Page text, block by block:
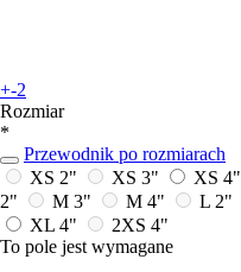
+-2
Rozmiar
*
Przewodnik po rozmiarach
XS 2"
XS 3" XS 4"
2"
M 3" M 4" L 2"
XL 4"
2XS 4"
To pole jest wymagane